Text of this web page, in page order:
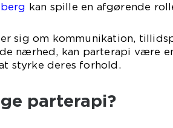
kan spille en afgørende
sig om kommunikation,
nærhed, kan parterapi være
styrke deres forhold.
parterapi?